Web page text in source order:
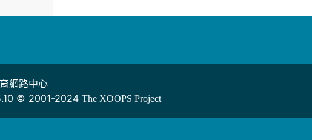
網路中心
© 2001-2024 The XOOPS Project